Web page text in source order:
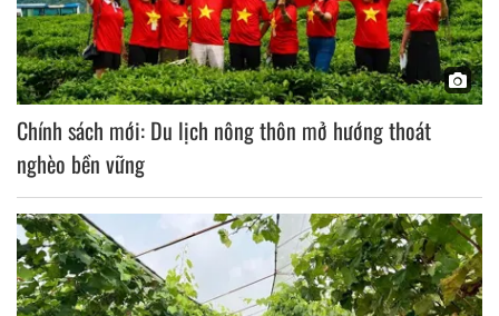
Chính sách mới: Du lịch nông thôn mở hướng thoát
nghèo bền vững